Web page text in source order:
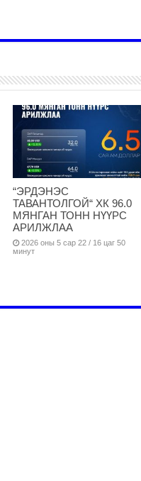
“ЭРДЭНЭС
ТАВАНТОЛГОЙ“ ХК 96.0
МЯНГАН ТОНН НҮҮРС
АРИЛЖЛАА
2026 оны 5 сар 22 / 16 цаг 50
минут